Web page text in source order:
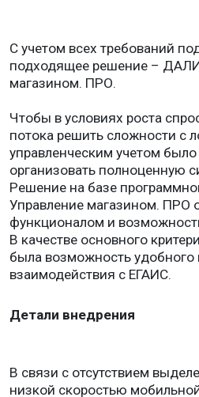
С учетом всех требований
подходящее решение –
магазином. ПРО.
Чтобы в условиях роста
потока решить сложности с
управленческим учетом
организовать полноценную
Решение на базе
Управление магазином. ПРО
функционалом и
В качестве основного
была возможность удобного
взаимодействия с ЕГАИС.
Детали внедрения
В связи с отсутствием
низкой скоростью